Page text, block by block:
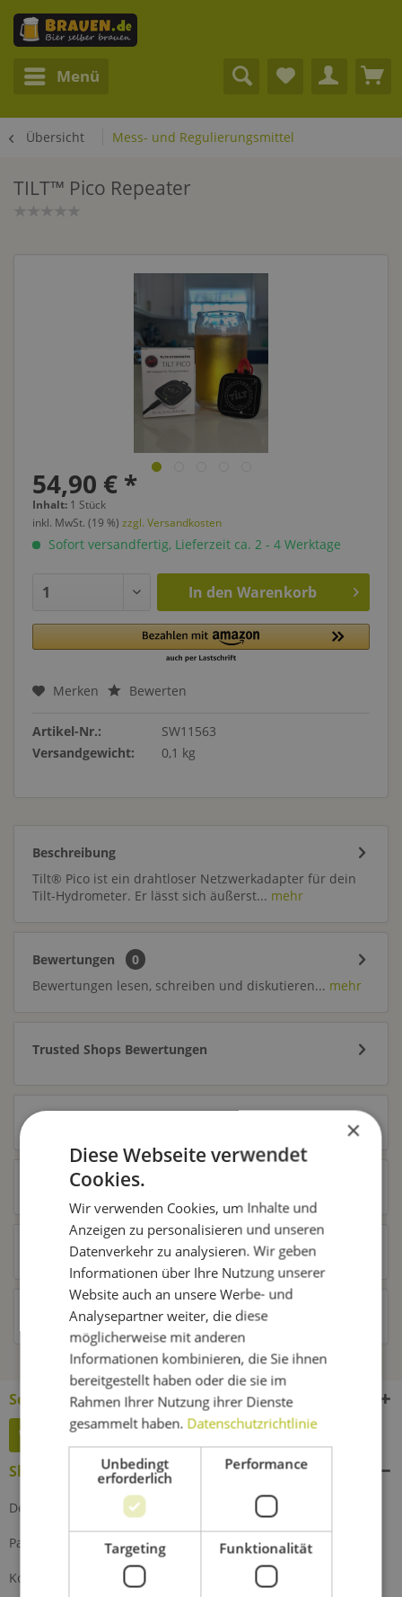
Menü
Übersicht Mess- und Regulierungsmittel
TILT™ Pico Repeater
54,90 € *
Inhalt: 1 Stück
inkl. MwSt. (19 %) zzgl. Versandkosten
Sofort versandfertig, Lieferzeit ca. 2 - 4 Werktage
In den Warenkorb
Merken Bewerten
Artikel-Nr.:
SW11563
Versandgewicht:
0,1 kg
Beschreibung
Tilt® Pico ist ein drahtloser Netzwerkadapter für dein
Tilt-Hydrometer. Er lässt sich äußerst... mehr
Bewertungen
0
Bewertungen lesen, schreiben und diskutieren... mehr
Trusted Shops Bewertungen
Ähnliche Artikel
Kunden kauften auch
Kunden haben sich ebenfalls angesehen
Service Hotline
Widerruf erklären
Shop Service
Defektes Produkt
Partnerprogramm
Kontakt
×
Diese Webseite verwendet
Cookies.
Wir verwenden Cookies, um Inhalte und
Anzeigen zu personalisieren und unseren
Datenverkehr zu analysieren. Wir geben
Informationen über Ihre Nutzung unserer
Website auch an unsere Werbe- und
Analysepartner weiter, die diese
möglicherweise mit anderen
Informationen kombinieren, die Sie ihnen
bereitgestellt haben oder die sie im
Rahmen Ihrer Nutzung ihrer Dienste
gesammelt haben. Datenschutzrichtlinie
Unbedingt
erforderlich
Performance
Targeting Funktionalität